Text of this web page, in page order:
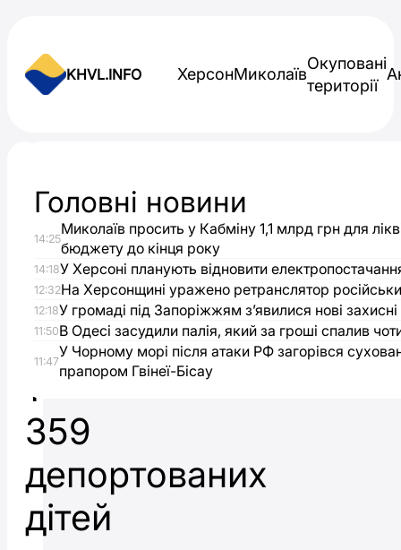
KHVL.INFO ХерсонМиколаїв
Окуповані
території
В
Україну
вже
повернули
1
359
депортованих
дітей
Головні новини
14:25
Миколаїв просить у Кабміну 1,1 млрд грн для
бюджету до кінця року
14:18У Херсоні планують відновити
12:32На Херсонщині уражено ретранслятор
12:18У громаді під Запоріжжям з’явилися нові
11:50В Одесі засудили палія, який за гроші спалив
11:47
У Чорному морі після атаки РФ загорівся
прапором Гвінеї-Бісау